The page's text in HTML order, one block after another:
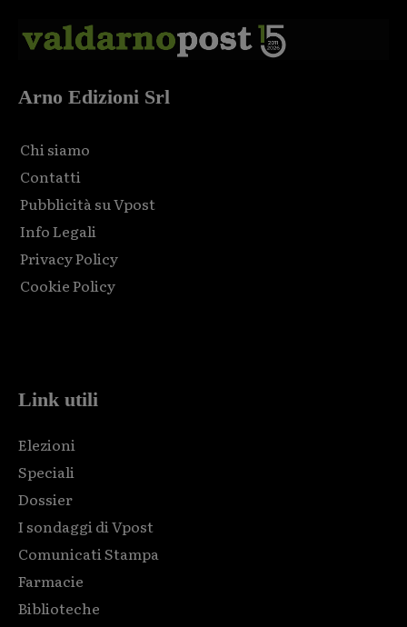
Arno Edizioni Srl
Chi siamo
Contatti
Pubblicità su Vpost
Info Legali
Privacy Policy
Cookie Policy
Link utili
Elezioni
Speciali
Dossier
I sondaggi di Vpost
Comunicati Stampa
Farmacie
Biblioteche